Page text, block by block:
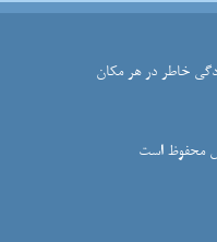
خاطر در هر مکان